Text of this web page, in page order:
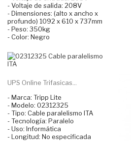
- Voltaje de salida: 208V
- Dimensiones: (alto x ancho x
profundo) 1092 x 610 x 737mm
- Peso: 350kg
- Color: Negro
UPS Online Trifasicas...
- Marca: Tripp Lite
- Modelo: 02312325
- Tipo: Cable paralelismo ITA
- Tecnología: Paralelo
- Uso: Informática
- Longitud: No especificada